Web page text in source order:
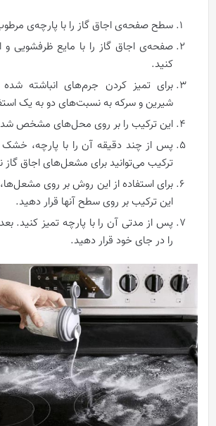
سطح صفحه‌ی اجاق‌ گاز را با پارچه‌ی
صفحه‌ی اجاق‌ گاز را با مایع ظرفشویی
کنید.
برای تميز کردن جرم‌های انباشته
شیرین و سرکه به نسبت‌های دو به یک
این ترکیب را بر روی محل‌های مشخص
پس از چند دقیقه آن را با پارچه‌، خشک
ترکیب می‌توانید برای مشعل‌های اجاق‌ گاز
برای استفاده از این روش بر روی مشعل‌‌ها،
این ترکیب بر روی سطح آنها قرار دهید.
پس از مدتی آن را با پارچه تميز کنید.
را در جای خود قرار دهید.